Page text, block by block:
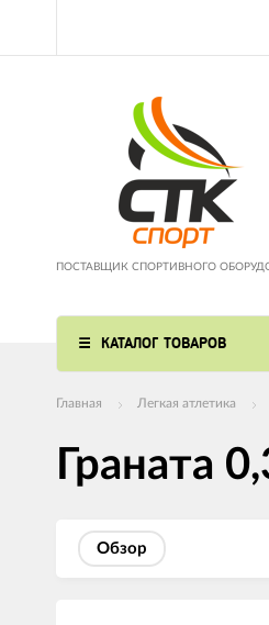
ПОСТАВЩИК СПОРТИВНОГО
КАТАЛОГ ТОВАРОВ
Главная Легкая атлетика
Граната
Обзор